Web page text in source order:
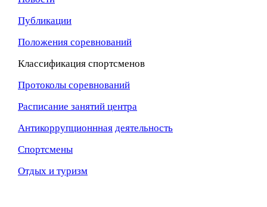
Публикации
Положения соревнований
Классификация спортсменов
Протоколы соревнований
Расписание занятий центра
Антикоррупционнная деятельность
Спортсмены
Отдых и туризм